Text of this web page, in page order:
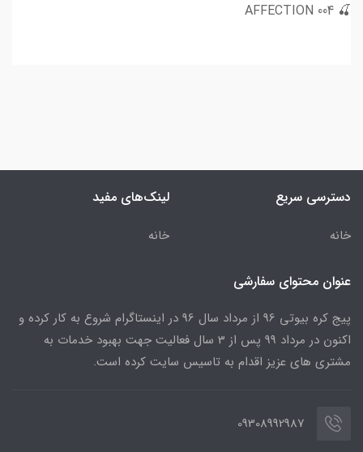
🍒 004 AFFECTION
دسترسی سریع
خانه
لینک‌های مفید
خانه
عنوان محتوای سفارشی
پیج کره بیوتی 96 از مرداد سال 96 در اینستاگرام شروع به کار کرده و
اکنون در مرداد 99 پس از 3 سال فعالیت جهت بهبود خدمات به
مشتری های عزیز اقدام به تاسیس سایت کرده است.
09308992987